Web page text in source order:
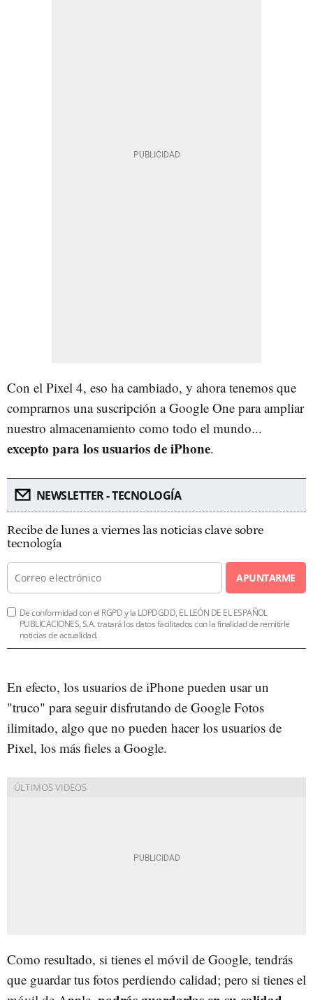
Con el Pixel 4, eso ha cambiado, y ahora tenemos que
comprarnos una suscripción a Google One para ampliar
nuestro almacenamiento como todo el mundo...
excepto para los usuarios de iPhone.
NEWSLETTER - TECNOLOGÍA
Recibe de lunes a viernes las noticias clave sobre
tecnología
APUNTARME
De conformidad con el RGPD y la LOPDGDD, EL LEÓN DE EL ESPAÑOL
PUBLICACIONES, S.A. tratará los datos facilitados con la finalidad de remitirle
noticias de actualidad.
En efecto, los usuarios de iPhone pueden usar un
"truco" para seguir disfrutando de Google Fotos
ilimitado, algo que no pueden hacer los usuarios de
Pixel, los más fieles a Google.
Como resultado, si tienes el móvil de Google, tendrás
que guardar tus fotos perdiendo calidad; pero si tienes el